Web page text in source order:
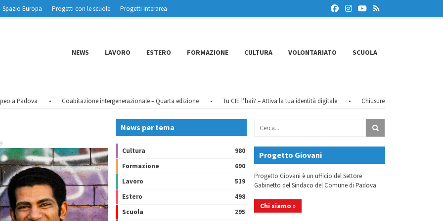
Spazio Europa Progetti con le scuole
Progetti Interarea
NEWS LAVORO ESTERO FORMAZIONE CULTURA VOLONTARIATO SCUOLA
Padova • Coabitazione intergenerazionale – Quarta edizione • Tu CIE l’hai? – Attiva la tua identità digitale • Chiusure estive 2026
News per tema
Cultura
980
Formazione
690
Lavoro
519
Estero
498
Scuola
295
Progetto Giovani
Progetto Giovani è un ufficio del Settore
Gabinetto del Sindaco del Comune di Padova.
Chi siamo »